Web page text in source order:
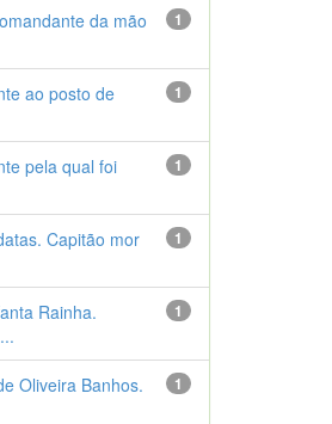
1
da mão
1
ao posto de
1
pela qual foi
1
Capitão mor
1
Rainha.
1
Oliveira Banhos.